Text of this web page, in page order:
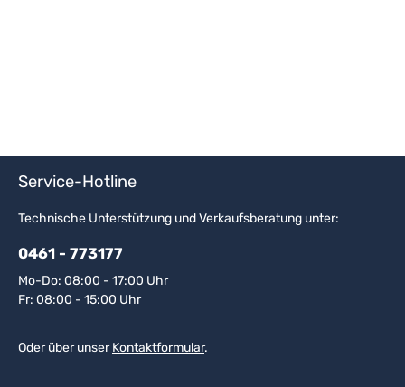
Service-Hotline
Technische Unterstützung und Verkaufsberatung unter:
0461 - 773177
Mo-Do: 08:00 - 17:00 Uhr
Fr: 08:00 - 15:00 Uhr
Oder über unserKontaktformular.